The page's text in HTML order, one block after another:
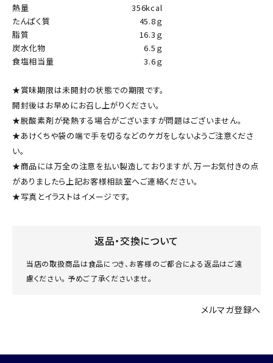
熱量
356kcal
たんぱく質
45.8ｇ
脂質
16.3ｇ
炭水化物
6.5ｇ
食塩相当量
3.6ｇ
★賞味期限は未開封の状態での期限です。
開封後はお早めにお召し上がりください。
★脱酸素剤が発熱する場合がございますが問題はございません。
★あけくちや袋の端で手を切るなどのケガをしないようご注意くださ
い。
★商品には万全の注意を払い製造しておりますが、万一お気付きの点
がありましたら上記お客様相談室へご連絡ください。
★写真とイラストはイメージです。
返品・交換について
当店の取扱商品は食品につき、お客様のご都合による返品はご遠
慮ください。 予めご了承くださいませ。
メルマガ登録へ